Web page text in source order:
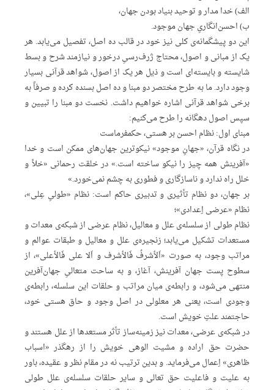
الف) خدا مدار و توحید‌ بنیاد بودن‌ جهان،
ب) احسن‌انگاریِ‌ جهان‌ موجود.
این‌ دو پیشگمانه‌ی‌ کلی‌ نیز خود در قالب‌ ده‌ اصل، تفصیل‌ می‌یابد. هر
یک‌ از مبانی‌ و اصول، محتاج‌ ژرف‌رسیِ‌ درخور و نیازمند شرح‌ و بسط‌
شایسته‌ و بایسته‌ای‌ است‌ و ذیل‌ هر یک‌ از اصول، شواهد قرآنی‌ بسیار
وجود دارد. ما به‌ طرح‌ مختصر دو مبنا و ده‌ اصل‌ بسنده‌ کرده‌ و صرفاً‌ به‌
برخی‌ شواهد قرآنی‌ اشاره‌ خواهیم‌ داشت. نخست‌ دو مبنا را تبیین‌ و
سپس‌ اصول‌ دهگانه‌ را طرح‌ می‌کنیم:
مبنای‌ اول: نظام‌ احسن‌ بر هستی، حکمفرماست‌
در نگاه‌ قرآن، «جهانِ‌ موجود» نیکوترین‌ جهان‌های‌ ممکن‌ است‌ و خدا
«آفرینش‌ همه‌ چیز را نیکو ساخته‌ است.» در خلقت‌ رحمانی‌ «خلأ‌ و
خلل‌ راه‌ ندارد و ناسازگاری‌ و فطوری‌ به‌ چشم‌ نمی‌خورد.»
بر جهان، دو نظام‌ تأثیری‌ و تدبیری‌ حاکم‌ است: نظام‌ «طولیِ‌ عِلی»،
نظام‌ «عرضی‌ اِ‌عدادی»؛
نظام‌ طولی‌ از سلسله‌ی‌ علل‌ و معالیل، نظام‌ عرضی‌ از شبکه‌ی‌ معد‌ات‌ و
مستعد‌ات‌ تشکیل‌ می‌یابد؛ زنجیره‌ی‌ علل‌ و معالیل‌ و طبقات‌ عوالم‌ و
مراتب‌ وجود، به‌ صورت‌ «اَ‌لأ‌شرفُ‌ فَالأ‌شرف‌ و اَ‌لا‌ ‌علی‌ فَالأ‌علی»، از
سطوح‌ پست‌ جهان‌ آفرینش، آغاز، و به‌ ساحت‌ متعالیِ‌ جهان‌آفرین‌
منتهی‌ می‌شود، و رابطه‌ی‌ میان‌ مراتب‌ و حلقات‌ این‌ سلسله، رابطه‌ی‌
وجودی‌ است، یعنی‌ هر معلولی‌ در اصل‌ وجود و حاق‌ هستی‌ خود،
حاجتمند علتِ‌ خویش‌ است.
در شبکه‌ی‌ عرضی، معد‌ات‌ نیز زمینه‌ساز تأثر مستعدها از علل‌ هستند و
حضرت‌ حق‌ اراده‌ و مشیت‌ الوهی‌ خویش‌ را از رهگذر «اسباب‌
ظاهری» اِ‌عمال‌ می‌فرماید. و بدین‌ ترتیب‌ نه‌ در مقام‌ نظر و عقیده، باور
به‌ علیت‌ و فاعلیت‌ حق‌ تعالی‌ و سایر حلقات‌ سلسله‌ی‌ علل‌ طولی‌